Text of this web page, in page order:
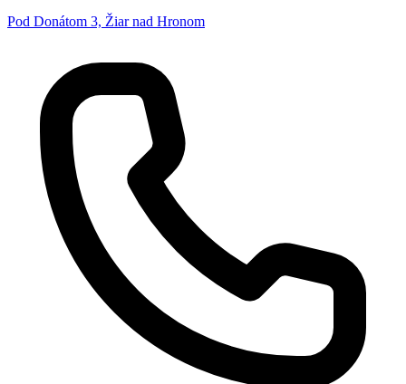
Pod Donátom 3, Žiar nad Hronom